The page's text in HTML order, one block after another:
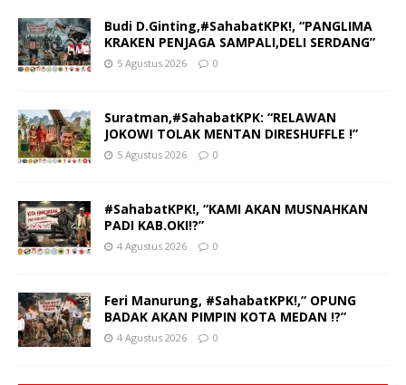
Budi D.Ginting,#SahabatKPK!, “PANGLIMA
KRAKEN PENJAGA SAMPALI,DELI SERDANG”
5 Agustus 2026 0
Suratman,#SahabatKPK: “RELAWAN
JOKOWI TOLAK MENTAN DIRESHUFFLE !”
5 Agustus 2026 0
#SahabatKPK!, “KAMI AKAN MUSNAHKAN
PADI KAB.OKI!?”
4 Agustus 2026 0
Feri Manurung, #SahabatKPK!,” OPUNG
BADAK AKAN PIMPIN KOTA MEDAN !?”
4 Agustus 2026 0